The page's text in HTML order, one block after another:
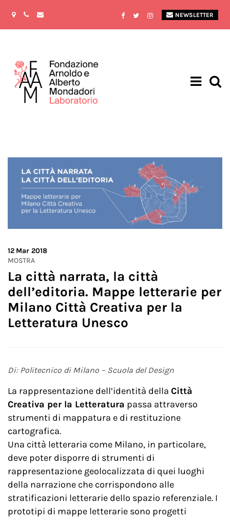
NEWSLETTER
12 Mar 2018
MOSTRA
La città narrata, la città
dell’editoria. Mappe letterarie per
Milano Città Creativa per la
Letteratura Unesco
Di: Politecnico di Milano – Scuola del Design
La rappresentazione dell’identità della Città
Creativa per la Letteratura passa attraverso
strumenti di mappatura e di restituzione
cartografica.
Una città letteraria come Milano, in particolare,
deve poter disporre di strumenti di
rappresentazione geolocalizzata di quei luoghi
della narrazione che corrispondono alle
stratificazioni letterarie dello spazio referenziale. I
prototipi di mappe letterarie sono progetti